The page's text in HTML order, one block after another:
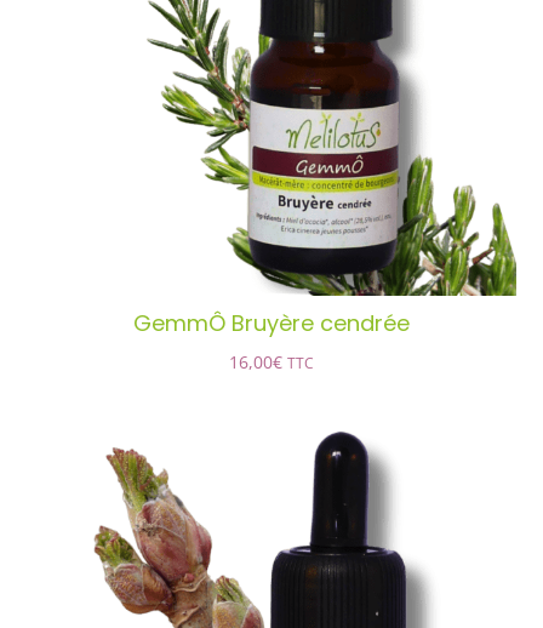
GemmÔ Bruyère cendrée
AJOUTER AU PANIER
GemmÔ Bruyère cendrée
16,00€ TTC